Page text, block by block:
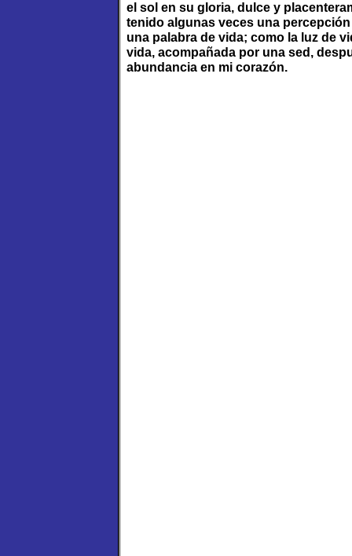
el sol en su gloria, dulce y
tenido algunas veces una
una palabra de vida; como la luz de
vida, acompañada por una sed,
abundancia en mi corazón.